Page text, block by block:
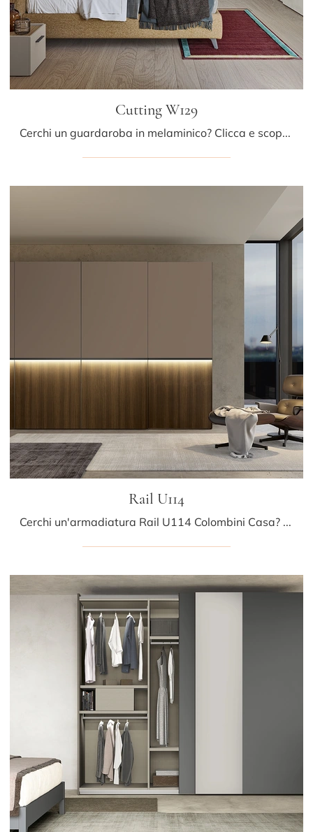
Cutting W129
Cerchi un guardaroba in melaminico? Clicca e scopri armadiature a muro con ante scorrevoli di Colombini Casa.
Rail U114
Cerchi un'armadiatura Rail U114 Colombini Casa? Clicca subito! Gli armadi a muro con ante scorrevoli ti attendono.